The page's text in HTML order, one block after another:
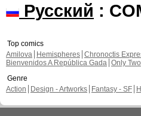
Русский :
Top comics
Amilova
Hemispheres Chronoctis
Bienvenidos A República Gada Only Two
Genre
Action
Design - Artworks Fantasy - SF